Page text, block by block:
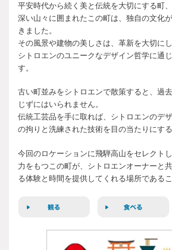
平安時代から続く美と伝統を大切にする町、
深い山々に囲まれたこの町は、独自の文化
きました。
その風景や建物の美しさは、革新を大切に
シトロエンのユニークなデザイン哲学に通
す。
古い町並みをシトロエンで散策すると、過
じずにはいられません。
伝統工芸品を手に取れば、シトロエンのデ
の拘りと洗練された技術を目の当たりにする
今回のロケーションに飛騨高山をセレクト
力をもつこの町が、シトロエンオーナーと
る体験と時間を提供してくれる場所である